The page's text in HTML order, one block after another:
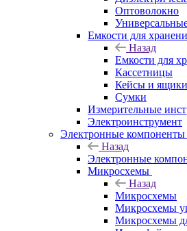
Оптоволокно
Емкости для
Назад
Емкости для
Кассетницы
Кейсы и ящики
Сумки
Измерительные
Электроинструмент
Электронные компоненты
Назад
Электронные
Микросхемы
Назад
Микросхемы
Микросхемы
Микросхемы